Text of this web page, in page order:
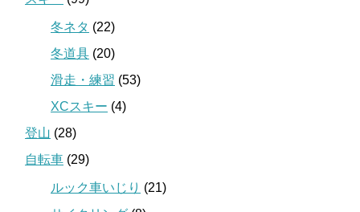
冬ネタ (22)
冬道具 (20)
滑走・練習 (53)
XCスキー (4)
登山 (28)
自転車 (29)
ルック車いじり (21)